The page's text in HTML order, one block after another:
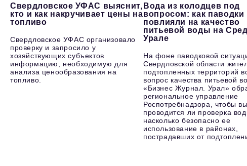
Свердловское УФАС выяснит,
кто и как накручивает цены на
топливо
Свердловское УФАС организовало
проверку и запросило у
хозяйствующих субъектов
информацию, необходимую для
анализа ценообразования на
топливо.
Вода из колодцев под
вопросом: как паводки
повлияли на качество
питьевой воды на
Урале
На фоне паводковой
Свердловской области
подтопленных территорий
вопрос качества питьевой
«Бизнес Журнал. Урал»
региональное управление
Роспотребнадзора, чтобы
проводится ли проверка
насколько безопасно ее
использование в районах,
пострадавших от